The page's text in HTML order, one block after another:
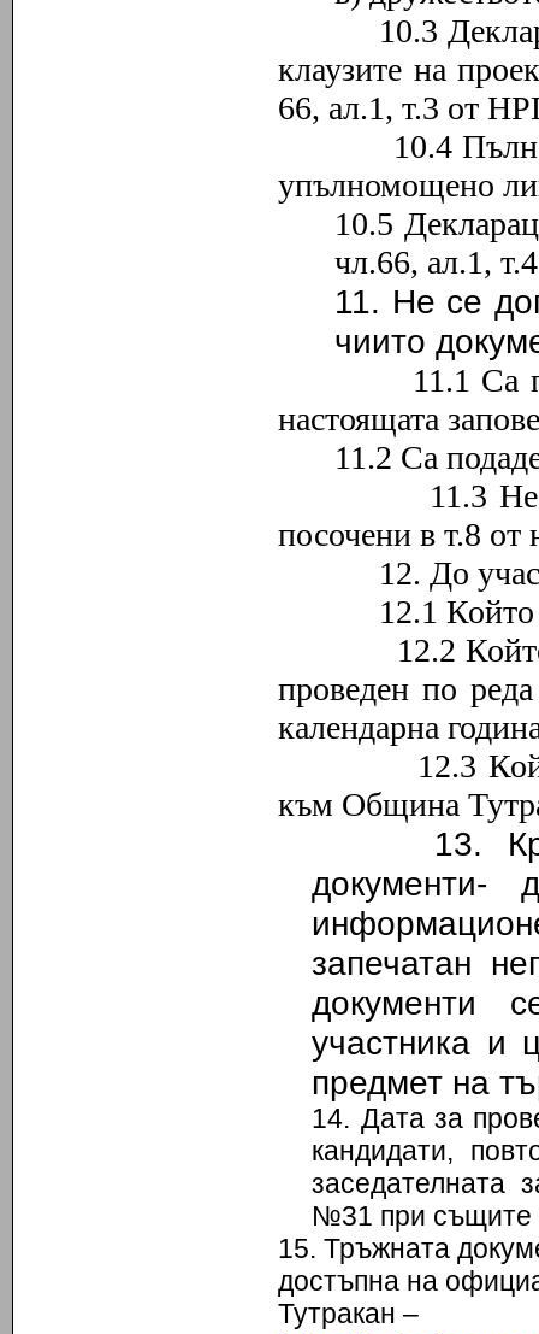
10.3
клаузите на
66, ал.1, т.3 от
10.4
упълномощено
10.5
чл.66, ал.1,
11. Не се
чиито
11.1 Са
настоящата
11.2 Са
11.3 Не
посочени в т.8 от
12. До участие
12.1 Който не
12.2 Който е
проведен по
календарна
12.3 Който
към Община
13.
запечатан
документи
участника и
предмет на
14. Дата за
кандидати,
заседателната
№31 при същите
15. Тръжната
достъпна на
Тутракан –